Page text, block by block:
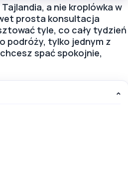
a nie kroplówka w
prosta konsultacja
tyle, co cały tydzień
podróży, tylko jednym z
spać spokojnie,